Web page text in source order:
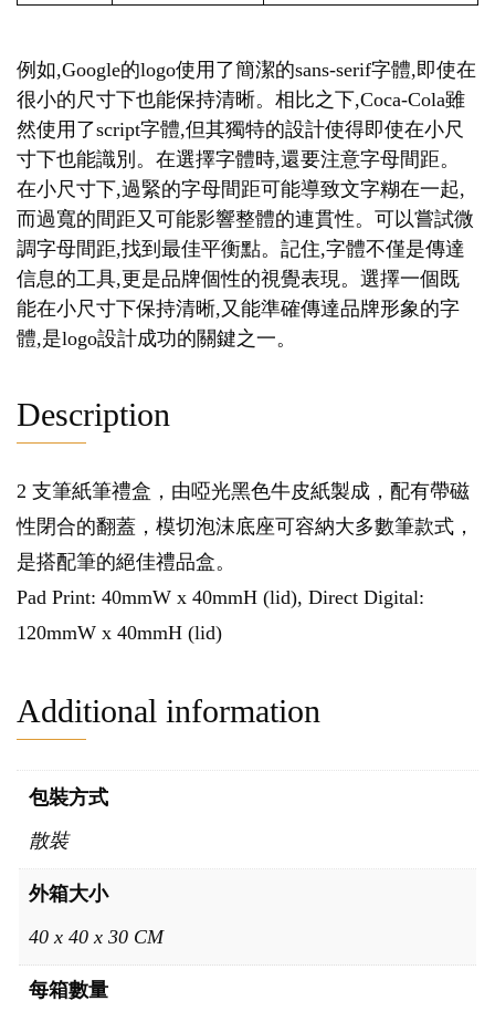
例如,Google的logo使用了簡潔的sans-serif字體,即使在
很小的尺寸下也能保持清晰。相比之下,Coca-Cola雖
然使用了script字體,但其獨特的設計使得即使在小尺
寸下也能識別。在選擇字體時,還要注意字母間距。
在小尺寸下,過緊的字母間距可能導致文字糊在一起,
而過寬的間距又可能影響整體的連貫性。可以嘗試微
調字母間距,找到最佳平衡點。記住,字體不僅是傳達
信息的工具,更是品牌個性的視覺表現。選擇一個既
能在小尺寸下保持清晰,又能準確傳達品牌形象的字
體,是logo設計成功的關鍵之一。
Description
2 支筆紙筆禮盒，由啞光黑色牛皮紙製成，配有帶磁
性閉合的翻蓋，模切泡沫底座可容納大多數筆款式，
是搭配筆的絕佳禮品盒。
Pad Print: 40mmW x 40mmH (lid), Direct Digital:
120mmW x 40mmH (lid)
Additional information
包裝方式
散裝
外箱大小
40 x 40 x 30 CM
每箱數量